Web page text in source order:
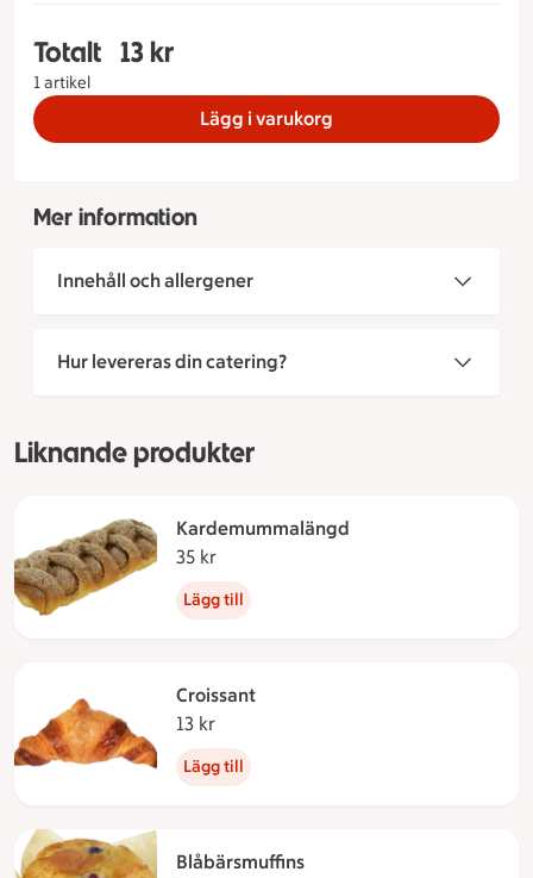
Totalt
1 artikel
Totalt 1 stycken Munk Vanilj, 13 kronor
13 kr
Lägg i varukorg
Mer information
Innehåll och allergener
Hur levereras din catering?
Liknande produkter
Kardemummalängd
35 kr
Lägg till
Croissant
13 kr
Lägg till
Blåbärsmuffins